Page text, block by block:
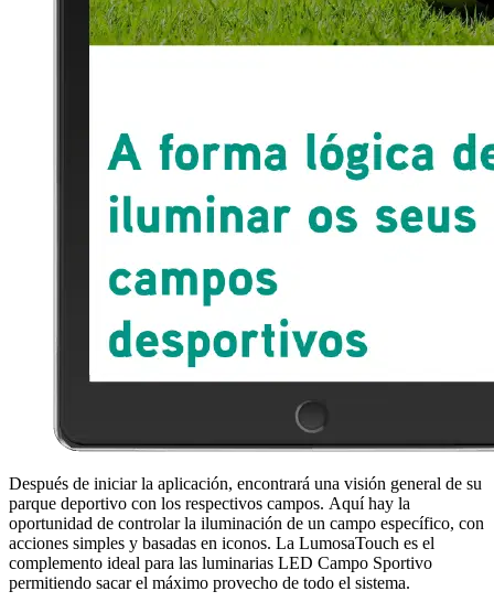
Después de iniciar la aplicación, encontrará una visión general de su
parque deportivo con los respectivos campos. Aquí hay la
oportunidad de controlar la iluminación de un campo específico, con
acciones simples y basadas en iconos. La LumosaTouch es el
complemento ideal para las luminarias LED Campo Sportivo
permitiendo sacar el máximo provecho de todo el sistema.